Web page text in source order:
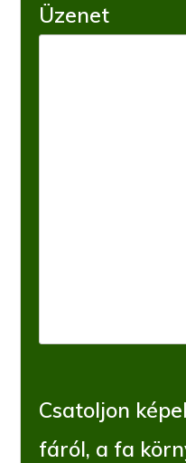
Üzenet
Csatoljon
fáról, a fa